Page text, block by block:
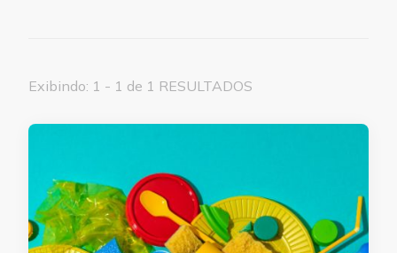
Exibindo: 1 - 1 de 1 RESULTADOS